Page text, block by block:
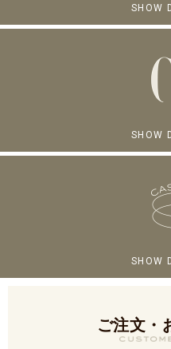
SHOW
SHOW
SHOW
ご注文・